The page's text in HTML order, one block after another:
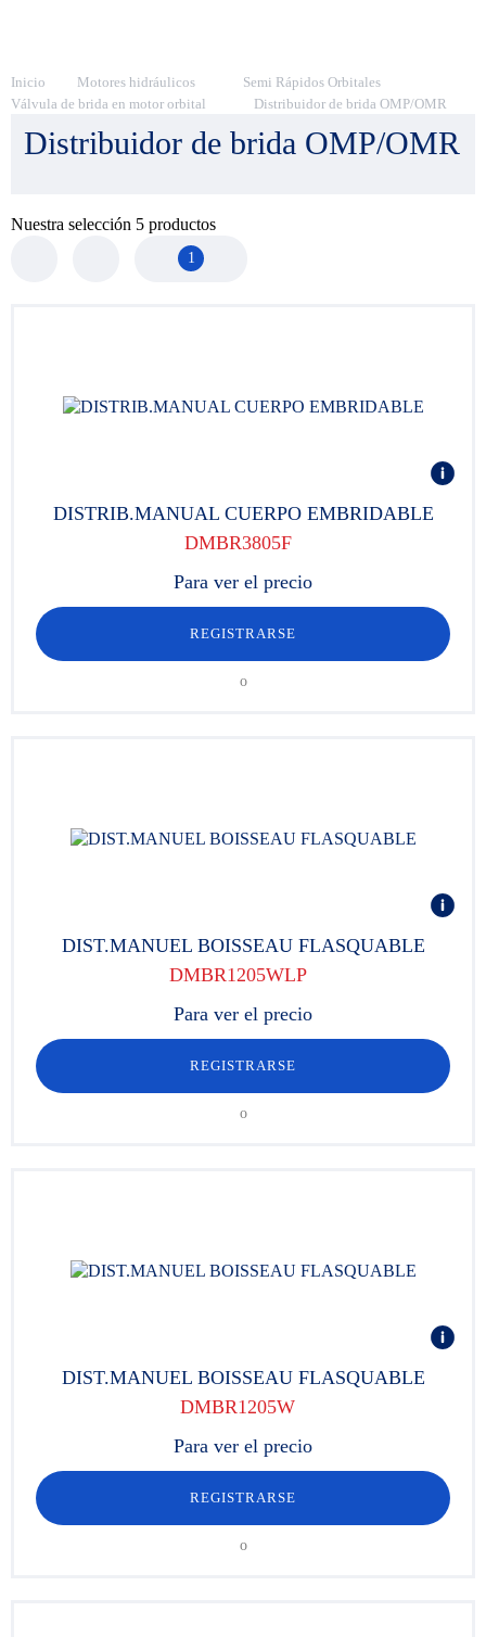
Inicio Motores hidráulicos
Semi Rápidos Orbitales
Válvula de brida en motor orbital
Distribuidor de brida OMP/OMR
Distribuidor de brida OMP/OMR
Nuestra selección 5 productos
1
DISTRIB.MANUAL CUERPO EMBRIDABLE
DMBR3805F
Para ver el precio
REGISTRARSE
o
DIST.MANUEL BOISSEAU FLASQUABLE
DMBR1205WLP
Para ver el precio
REGISTRARSE
o
DIST.MANUEL BOISSEAU FLASQUABLE
DMBR1205W
Para ver el precio
REGISTRARSE
o